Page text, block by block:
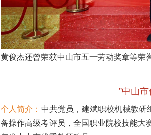
黄俊杰还曾荣获中山市五一劳动奖章等荣
"中山
个人简介： 中共党员，建斌职校机械教
备操作高级考评员，全国职业院校技能